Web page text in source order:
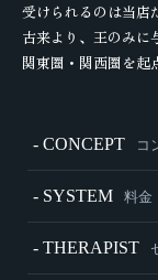
受けられるのは当店
古来より、王のみに
関東圏・関西圏を起
- CONCEPT コ
- SYSTEM 料金
- THERAPIST